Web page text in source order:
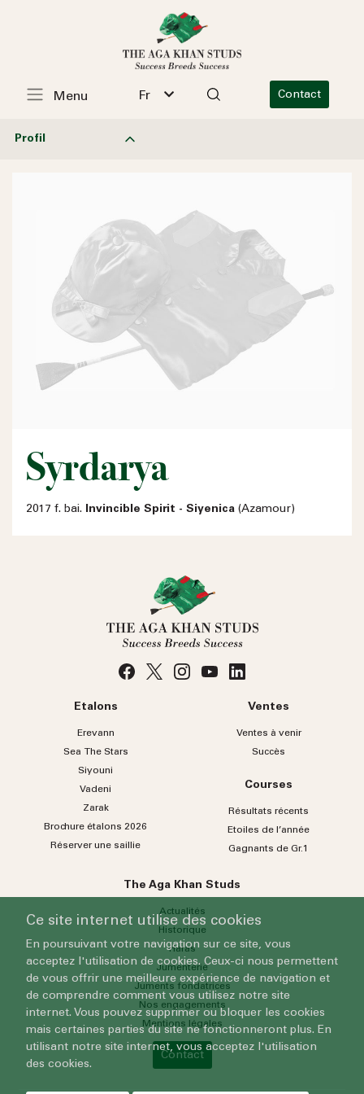
Fr Contact
Menu
Profil
Syrdarya
2017 f. bai. Invincible Spirit - Siyenica (Azamour)
Etalons
Erevann
Sea TheStars
Siyouni
Vadeni
Zarak
Brochure étalons 2026
Réserver une saillie
Ventes
Ventes à venir
Succès
Courses
Résultats récents
Etoiles de l’année
Gagnants de Gr.1
The Aga Khan Studs
Actualités
Historique
Haras
Jumenterie
Juments fondatrices
Nos engagements
Mentions légales
Contact
Ce site internet utilise des cookies
En poursuivant votre navigation sur ce site, vous
acceptez l'utilisation de cookies. Ceux-ci nous permettent
de vous offrir une meilleure expérience de navigation et
de comprendre comment vous utilisez notre site
internet. Vous pouvez supprimer ou bloquer les cookies
mais certaines parties du site ne fonctionneront plus. En
utilisant notre site internet, vous acceptez l'utilisation
des cookies.